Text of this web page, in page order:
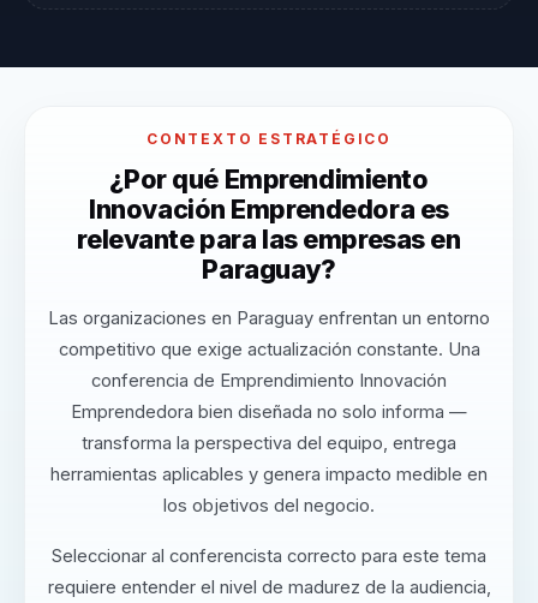
CONTEXTO ESTRATÉGICO
¿Por qué Emprendimiento
Innovación Emprendedora es
relevante para las empresas en
Paraguay?
Las organizaciones en Paraguay enfrentan un entorno
competitivo que exige actualización constante. Una
conferencia de Emprendimiento Innovación
Emprendedora bien diseñada no solo informa —
transforma la perspectiva del equipo, entrega
herramientas aplicables y genera impacto medible en
los objetivos del negocio.
Seleccionar al conferencista correcto para este tema
requiere entender el nivel de madurez de la audiencia,